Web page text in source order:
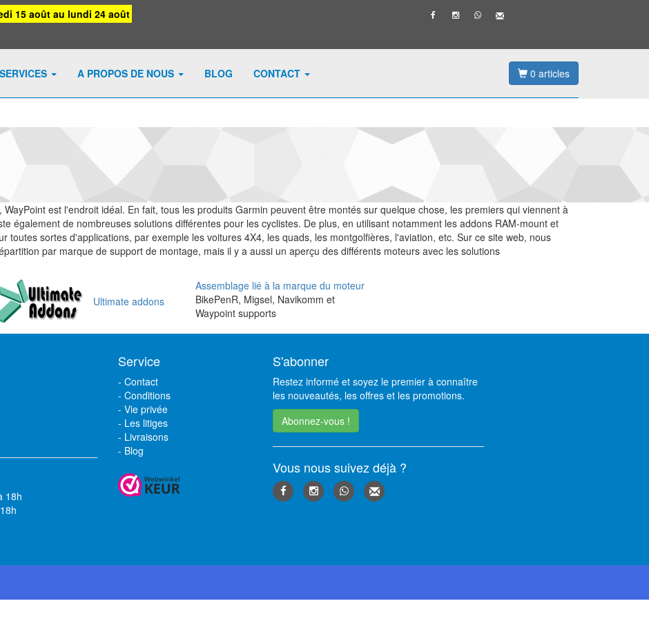
15 août au lundi 24 août
SERVICES A PROPOS DE NOUS BLOG CONTACT 0 articles
est l'endroit idéal. En fait, tous les produits Garmin peuvent être montés sur quelque chose, les premiers qui viennent à
également de nombreuses solutions différentes pour les cyclistes. De plus, en utilisant notamment les addons RAM-mount et
toutes sortes d'applications, par exemple les voitures 4X4, les quads, les montgolfières, l'aviation, etc. Sur ce site web, nous
par marque de support de montage, mais il y a aussi un aperçu des différents moteurs avec les solutions
Ultimate addons
Assemblage lié à la marque du moteur
BikePenR, Migsel, Navikomm et
Waypoint supports
18h
Service
- Contact
- Conditions
- Vie privée
- Les litiges
- Livraisons
- Blog
S'abonner
Restez informé et soyez le premier à connaître
les nouveautés, les offres et les promotions.
Abonnez-vous !
Vous nous suivez déjà ?